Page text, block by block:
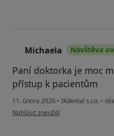
Michaela Návštěva
Paní doktorka je moc
přístup k pacientům
11. února 2026 • IKdental s.r.o. •
podle názoru uživatele Michaela
Nahlásit zneužití